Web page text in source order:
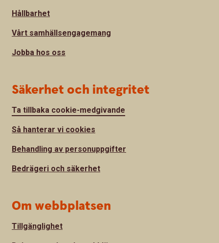
Hållbarhet
Vårt samhällsengagemang
Jobba hos oss
Säkerhet och integritet
Ta tillbaka cookie-medgivande
Så hanterar vi cookies
Behandling av personuppgifter
Bedrägeri och säkerhet
Om webbplatsen
Tillgänglighet